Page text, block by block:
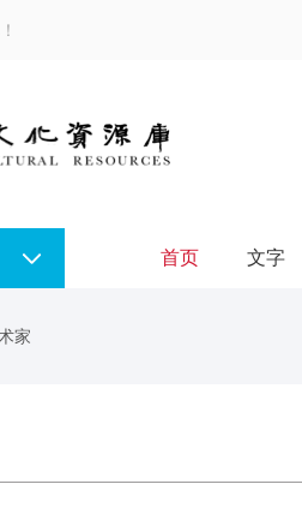
首页 文字
家